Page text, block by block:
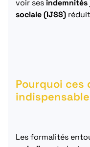
voir ses indemnités
sociale (IJSS)
Pourquoi ces
Les formalités